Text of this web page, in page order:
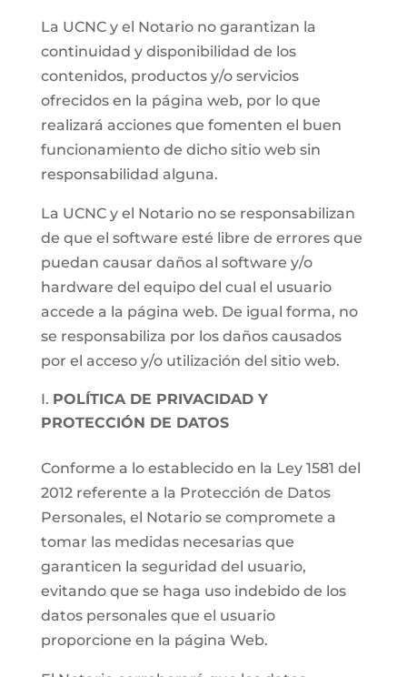
La UCNC y el Notario no garantizan la
continuidad y disponibilidad de los
contenidos, productos y/o servicios
ofrecidos en la página web, por lo que
realizará acciones que fomenten el buen
funcionamiento de dicho sitio web sin
responsabilidad alguna.
La UCNC y el Notario no se responsabilizan
de que el software esté libre de errores que
puedan causar daños al software y/o
hardware del equipo del cual el usuario
accede a la página web. De igual forma, no
se responsabiliza por los daños causados
por el acceso y/o utilización del sitio web.
POLÍTICA DE PRIVACIDAD Y
PROTECCIÓN DE DATOS
Conforme a lo establecido en la Ley 1581 del
2012 referente a la Protección de Datos
Personales, el Notario se compromete a
tomar las medidas necesarias que
garanticen la seguridad del usuario,
evitando que se haga uso indebido de los
datos personales que el usuario
proporcione en la página Web.